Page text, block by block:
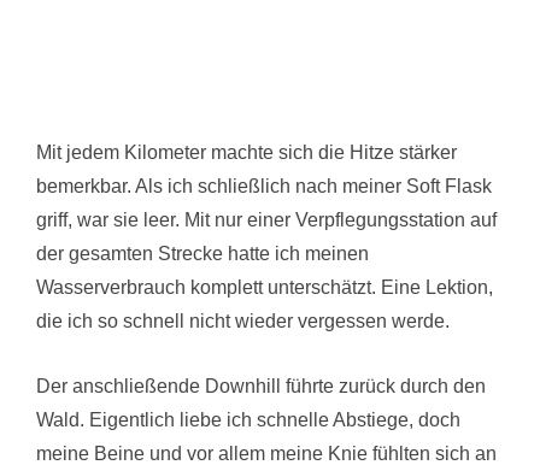
Mit jedem Kilometer machte sich die Hitze stärker
bemerkbar. Als ich schließlich nach meiner Soft Flask
griff, war sie leer. Mit nur einer Verpflegungsstation auf
der gesamten Strecke hatte ich meinen
Wasserverbrauch komplett unterschätzt. Eine Lektion,
die ich so schnell nicht wieder vergessen werde.
Der anschließende Downhill führte zurück durch den
Wald. Eigentlich liebe ich schnelle Abstiege, doch
meine Beine und vor allem meine Knie fühlten sich an